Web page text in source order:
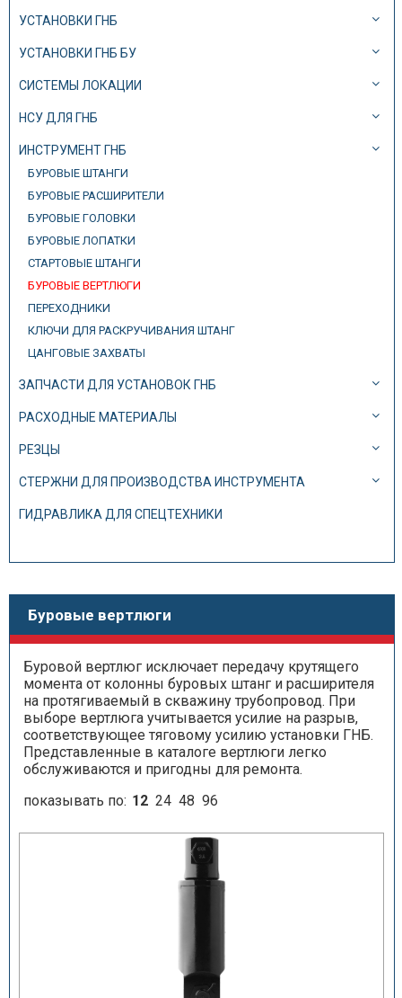
УСТАНОВКИ ГНБ
УСТАНОВКИ ГНБ БУ
СИСТЕМЫ ЛОКАЦИИ
НСУ ДЛЯ ГНБ
ИНСТРУМЕНТ ГНБ
БУРОВЫЕ ШТАНГИ
БУРОВЫЕ РАСШИРИТЕЛИ
БУРОВЫЕ ГОЛОВКИ
БУРОВЫЕ ЛОПАТКИ
СТАРТОВЫЕ ШТАНГИ
БУРОВЫЕ ВЕРТЛЮГИ
ПЕРЕХОДНИКИ
КЛЮЧИ ДЛЯ РАСКРУЧИВАНИЯ ШТАНГ
ЦАНГОВЫЕ ЗАХВАТЫ
ЗАПЧАСТИ ДЛЯ УСТАНОВОК ГНБ
РАСХОДНЫЕ МАТЕРИАЛЫ
РЕЗЦЫ
СТЕРЖНИ ДЛЯ ПРОИЗВОДСТВА ИНСТРУМЕНТА
ГИДРАВЛИКА ДЛЯ СПЕЦТЕХНИКИ
Буровые вертлюги
Буровой вертлюг исключает передачу крутящего
момента от колонны буровых штанг и расширителя
на протягиваемый в скважину трубопровод. При
выборе вертлюга учитывается усилие на разрыв,
соответствующее тяговому усилию установки ГНБ.
Представленные в каталоге вертлюги легко
обслуживаются и пригодны для ремонта.
показывать по: 12 24 48 96